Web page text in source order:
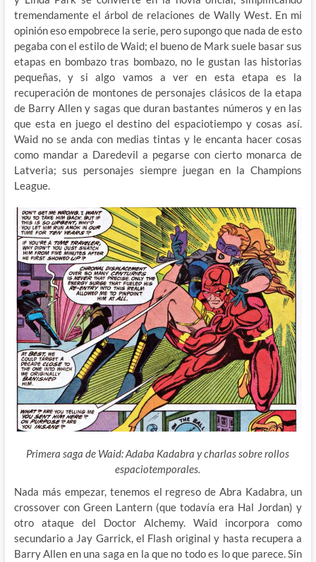
tremendamente el árbol de relaciones de Wally West. En mi
opinión eso empobrece la serie, pero supongo que nada de esto
pegaba con el estilo de Waid; el bueno de Mark suele basar sus
etapas en bombazo tras bombazo, no le gustan las historias
pequeñas, y si algo vamos a ver en esta etapa es la
recuperación de montones de personajes clásicos de la etapa
de Barry Allen y sagas que duran bastantes números y en las
que esta en juego el destino del espaciotiempo y cosas así.
Waid no se anda con medias tintas y le encanta hacer cosas
como mandar a Daredevil a pegarse con cierto monarca de
Latveria; sus personajes siempre juegan en la Champions
League.
Primera saga de Waid: Adaba Kadabra y charlas sobre rollos
espaciotemporales.
Nada más empezar, tenemos el regreso de Abra Kadabra, un
crossover con Green Lantern (que todavía era Hal Jordan) y
otro ataque del Doctor Alchemy. Waid incorpora como
secundario a Jay Garrick, el Flash original y hasta recupera a
Barry Allen en una saga en la que no todo es lo que parece. Sin